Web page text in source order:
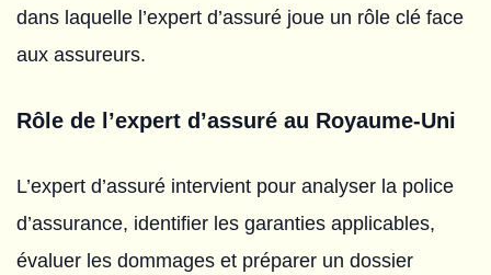
dans laquelle l’expert d’assuré joue un rôle clé face
aux assureurs.
Rôle de l’expert d’assuré au Royaume-Uni
L’expert d’assuré intervient pour analyser la police
d’assurance, identifier les garanties applicables,
évaluer les dommages et préparer un dossier